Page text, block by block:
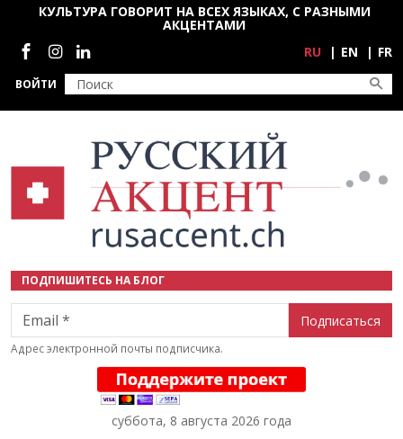
Перейти к основному содержанию
ВОЙТИ
КУЛЬТУРА ГОВОРИТ НА ВСЕХ ЯЗЫКАХ, С РАЗНЫМИ
АКЦЕНТАМИ
Социальные сети
RU EN FR
ПОДПИШИТЕСЬ НА БЛОГ
Email
Адрес электронной почты подписчика.
суббота, 8 августа 2026 года